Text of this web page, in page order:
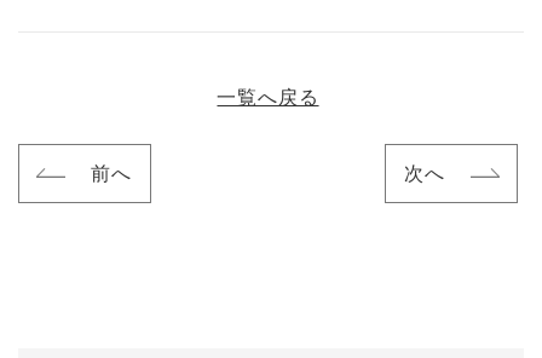
前へ
一覧へ戻る
次へ